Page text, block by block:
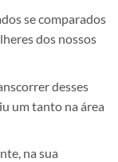
se comparados
dos nossos
desses
um tanto na área
na sua